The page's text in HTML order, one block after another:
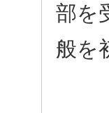
部を
般を
※１